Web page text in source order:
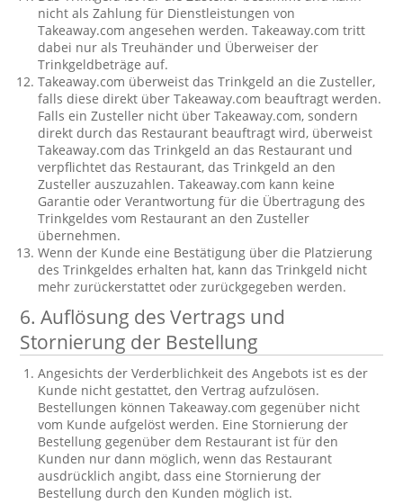
nicht als Zahlung für Dienstleistungen von
Takeaway.com angesehen werden. Takeaway.com tritt
dabei nur als Treuhänder und Überweiser der
Trinkgeldbeträge auf.
Takeaway.com überweist das Trinkgeld an die Zusteller,
falls diese direkt über Takeaway.com beauftragt werden.
Falls ein Zusteller nicht über Takeaway.com, sondern
direkt durch das Restaurant beauftragt wird, überweist
Takeaway.com das Trinkgeld an das Restaurant und
verpflichtet das Restaurant, das Trinkgeld an den
Zusteller auszuzahlen. Takeaway.com kann keine
Garantie oder Verantwortung für die Übertragung des
Trinkgeldes vom Restaurant an den Zusteller
übernehmen.
Wenn der Kunde eine Bestätigung über die Platzierung
des Trinkgeldes erhalten hat, kann das Trinkgeld nicht
mehr zurückerstattet oder zurückgegeben werden.
6. Auflösung des Vertrags und
Stornierung der Bestellung
Angesichts der Verderblichkeit des Angebots ist es der
Kunde nicht gestattet, den Vertrag aufzulösen.
Bestellungen können Takeaway.com gegenüber nicht
vom Kunde aufgelöst werden. Eine Stornierung der
Bestellung gegenüber dem Restaurant ist für den
Kunden nur dann möglich, wenn das Restaurant
ausdrücklich angibt, dass eine Stornierung der
Bestellung durch den Kunden möglich ist.